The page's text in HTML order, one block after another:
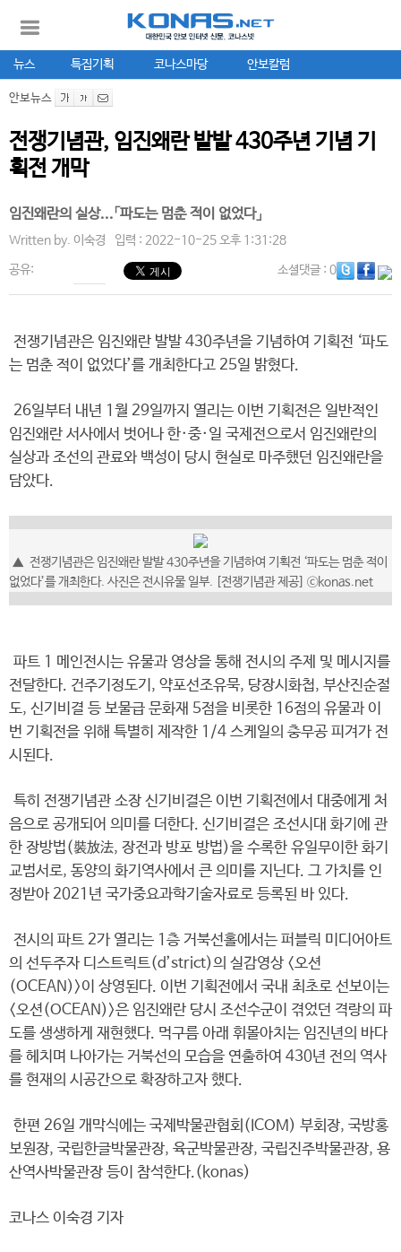
뉴스 특집기획 코나스마당 안보칼럼
안보뉴스
전쟁기념관, 임진왜란 발발 430주년 기념 기
획전 개막
임진왜란의 실상...「파도는 멈춘 적이 없었다」
Written by. 이숙경 입력 : 2022-10-25 오후 1:31:28
공유: 소셜댓글: 0
전쟁기념관은 임진왜란 발발 430주년을 기념하여 기획전 ‘파도
는 멈춘 적이 없었다’를 개최한다고 25일 밝혔다.
26일부터 내년 1월 29일까지 열리는 이번 기획전은 일반적인
임진왜란 서사에서 벗어나 한·중·일 국제전으로서 임진왜란의
실상과 조선의 관료와 백성이 당시 현실로 마주했던 임진왜란을
담았다.
▲ 전쟁기념관은 임진왜란 발발 430주년을 기념하여 기획전 ‘파도는 멈춘 적이
없었다’를 개최한다. 사진은 전시유물 일부. [전쟁기념관 제공] ⓒkonas.net
파트 1 메인전시는 유물과 영상을 통해 전시의 주제 및 메시지를
전달한다. 건주기정도기, 약포선조유묵, 당장시화첩, 부산진순절
도, 신기비결 등 보물급 문화재 5점을 비롯한 16점의 유물과 이
번 기획전을 위해 특별히 제작한 1/4 스케일의 충무공 피겨가 전
시된다.
특히 전쟁기념관 소장 신기비결은 이번 기획전에서 대중에게 처
음으로 공개되어 의미를 더한다. 신기비결은 조선시대 화기에 관
한 장방법(裝放法, 장전과 방포 방법)을 수록한 유일무이한 화기
교범서로, 동양의 화기역사에서 큰 의미를 지닌다. 그 가치를 인
정받아 2021년 국가중요과학기술자료로 등록된 바 있다.
전시의 파트 2가 열리는 1층 거북선홀에서는 퍼블릭 미디어아트
의 선두주자 디스트릭트(d’strict)의 실감영상 <오션
(OCEAN)>이 상영된다. 이번 기획전에서 국내 최초로 선보이는
<오션(OCEAN)>은 임진왜란 당시 조선수군이 겪었던 격랑의 파
도를 생생하게 재현했다. 먹구름 아래 휘몰아치는 임진년의 바다
를 헤치며 나아가는 거북선의 모습을 연출하여 430년 전의 역사
를 현재의 시공간으로 확장하고자 했다.
한편 26일 개막식에는 국제박물관협회(ICOM) 부회장, 국방홍
보원장, 국립한글박물관장, 육군박물관장, 국립진주박물관장, 용
산역사박물관장 등이 참석한다.(konas)
코나스 이숙경 기자